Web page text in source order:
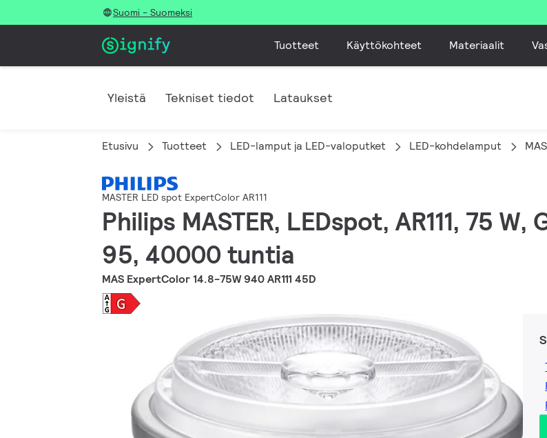
Suomi - Suomeksi
Tuotteet Käyttökohteet Materiaalit
Yleistä Tekniset tiedot Lataukset
Etusivu Tuotteet LED-lamput ja LED-valoputket LED-kohdelamput
MASTER LED spot ExpertColor AR111
Philips MASTER, LEDspot, AR111, 75
95, 40000 tuntia
MAS ExpertColor 14.8-75W 940 AR111 45D